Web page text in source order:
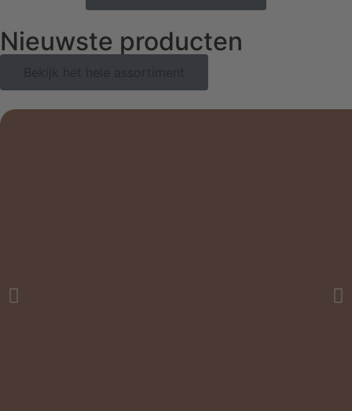
Nieuwste producten
Bekijk het hele assortiment